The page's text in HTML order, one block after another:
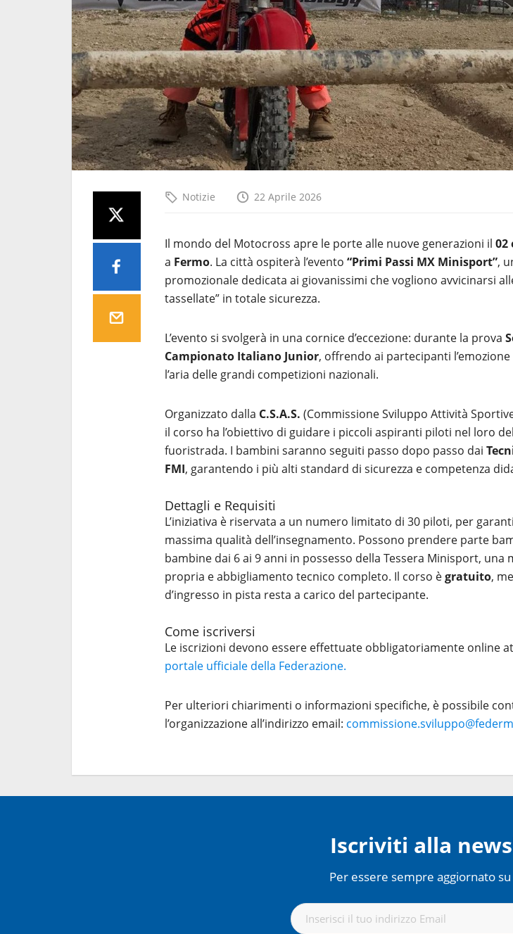
Notizie 22 Aprile 2026
Il mondo del Motocross apre le porte alle nuove generazioni il 02
a Fermo. La città ospiterà l’evento “Primi Passi MX Minisport”,
promozionale dedicata ai giovanissimi che vogliono avvicinarsi
tassellate” in totale sicurezza.
L’evento si svolgerà in una cornice d’eccezione: durante la prova
Campionato Italiano Junior, offrendo ai partecipanti
l’aria delle grandi competizioni nazionali.
Organizzato dalla C.S.A.S. (Commissione Sviluppo Attività
il corso ha l’obiettivo di guidare i piccoli aspiranti piloti nel loro
fuoristrada. I bambini saranno seguiti passo dopo passo dai
FMI, garantendo i più alti standard di sicurezza e competenza
Dettagli e Requisiti
L’iniziativa è riservata a un numero limitato di 30 piloti, per
massima qualità dell’insegnamento. Possono prendere parte
bambine dai 6 ai 9 anni in possesso della Tessera Minisport, una
propria e abbigliamento tecnico completo. Il corso ègratuito,
d’ingresso in pista resta a carico del partecipante.
Come iscriversi
Le iscrizioni devono essere effettuate obbligatoriamente online
portale ufficiale della Federazione.
Per ulteriori chiarimenti o informazioni specifiche, è possibile
l’organizzazione all’indirizzo email:
Iscriviti alla
Per essere sempre aggiornato